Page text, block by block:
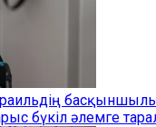
бүкіл әлемге